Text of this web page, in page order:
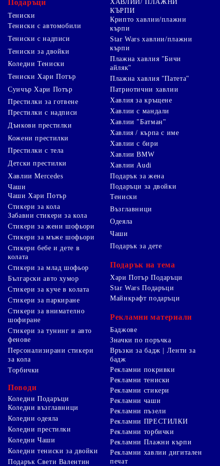
Подаръци
Тениски
Тениски с автомобили
Тениски с надписи
Тениски за двойки
Коледни Тениски
Тениски Хари Потър
Суичър Хари Потър
Престилки за готвене
Престилки с надписи
Дънкови престилки
Кожени престилки
Престилки с тела
Детски престилки
ХАВЛИИ/ ПЛАЖНИ
КЪРПИ
Крипто хавлии/плажни
кърпи
Star Wars хавлии/плажни
кърпи
Плажна хавлия "Бичи
айляк"
Плажна хавлия "Патета"
Патриотични хавлии
Хавлия за кръщене
Хавлии с мандали
Хавлии "Батман"
Хавлия / кърпа с име
Хавлии с бири
Хавлии BMW
Хавлии Audi
Хавлии Mercedes
Чаши
Чаши Хари Потър
Стикери за кола
Забавни стикери за кола
Стикери за жени шофьори
Стикери за мъже шофьори
Стикери бебе и дете в
колата
Стикери за млад шофьор
Български авто хумор
Стикери за куче в колата
Стикери за паркиране
Стикери за внимателно
шофиране
Стикери за тунинг и авто
фенове
Персонализирани стикери
за кола
Торбички
Поводи
Коледни Подаръци
Коледни възглавници
Коледни одеяла
Коледни престилки
Коледни Чаши
Коледни тениски за двойки
Подарък Свети Валентин
Подарък за жена
Подаръци за двойки
Тениски
Възглавници
Одеяла
Чаши
Подарък за дете
Подарък на тема
Хари Потър Подаръци
Star Wars Подаръци
Майнкрафт подаръци
Рекламни материали
Баджове
Значки по поръчка
Връзки за бадж | Ленти за
бадж
Рекламни покривки
Рекламни тениски
Рекламни стикери
Рекламни чаши
Рекламни пъзели
Рекламни ПРЕСТИЛКИ
Рекламни торбички
Рекламни Плажни кърпи
Рекламни хавлии дигитален
печат